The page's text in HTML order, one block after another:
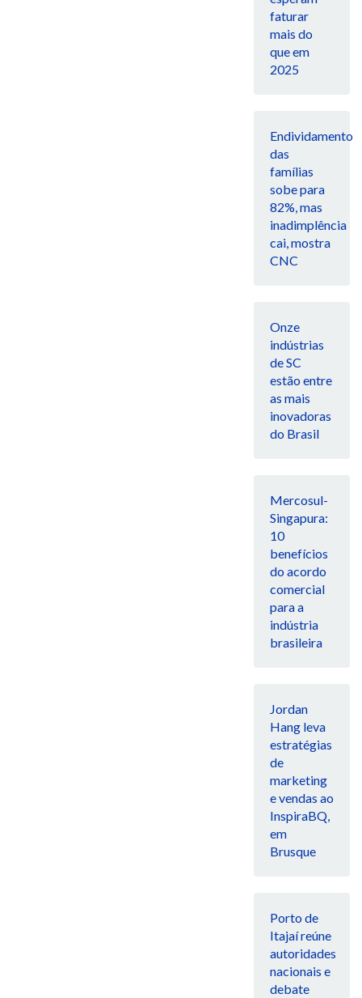
faturar
mais do
que em
2025
Endividamento
das
famílias
sobe para
82%, mas
inadimplência
cai, mostra
CNC
Onze
indústrias
de SC
estão entre
as mais
inovadoras
do Brasil
Mercosul-
Singapura:
10
benefícios
do acordo
comercial
para a
indústria
brasileira
Jordan
Hang leva
estratégias
de
marketing
e vendas ao
InspiraBQ,
em
Brusque
Porto de
Itajaí reúne
autoridades
nacionais e
debate